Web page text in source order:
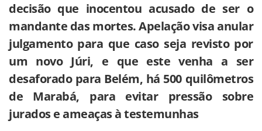
decisão que inocentou acusado de ser o
mandante das mortes. Apelação visa anular
julgamento para que caso seja revisto por
um novo Júri, e que este venha a ser
desaforado para Belém, há 500 quilômetros
de Marabá, para evitar pressão sobre
jurados e ameaças à testemunhas